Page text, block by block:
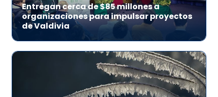
Entregan cerca de $85 millones a
organizaciones para impulsar proyectos
de Valdivia